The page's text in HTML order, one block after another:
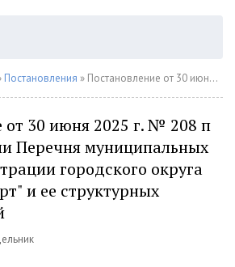
Постановления » Постановление от 30 июня 2025 г. № 208 п Об утверждении Перечня муниципальных услуг Администрации городского округа "город Хасавюрт" и ее структурных подразделений
от 30 июня 2025 г. № 208 п
Перечня муниципальных
городского округа
и ее структурных